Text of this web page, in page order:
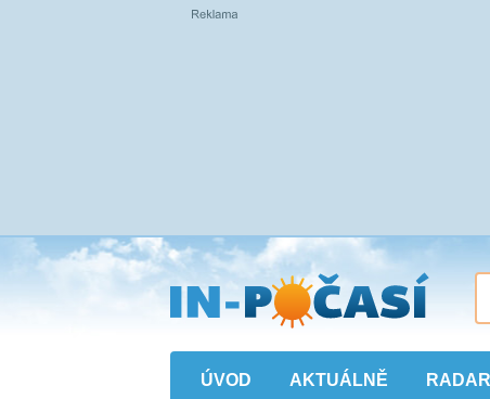
Přejít
na
hlavní
obsah
ÚVOD AKTUÁLNĚ RADAR